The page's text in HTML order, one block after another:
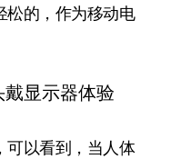
松的，作为移动电
可以看到，当人体